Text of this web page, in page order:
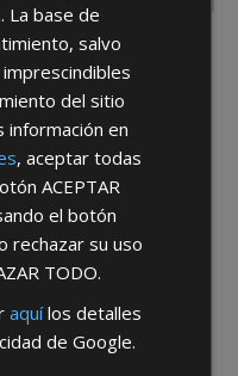
de Privacidad
y empresas minoristas y
La base de
salvo
del sitio
información en
, aceptar todas
ACEPTAR
el botón
rechazar su uso
TODO.
aquílos detalles
de Google.